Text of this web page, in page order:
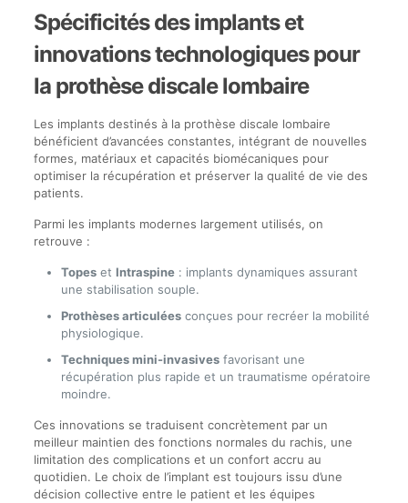
Spécificités des implants et
innovations technologiques pour
la prothèse discale lombaire
Les implants destinés à la prothèse discale lombaire
bénéficient d’avancées constantes, intégrant de nouvelles
formes, matériaux et capacités biomécaniques pour
optimiser la récupération et préserver la qualité de vie des
patients.
Parmi les implants modernes largement utilisés, on
retrouve :
Topeset Intraspine: implants dynamiques assurant
une stabilisation souple.
Prothèses articuléesconçues pour recréer la mobilité
physiologique.
Techniques mini-invasivesfavorisant une
récupération plus rapide et un traumatisme opératoire
moindre.
Ces innovations se traduisent concrètement par un
meilleur maintien des fonctions normales du rachis, une
limitation des complications et un confort accru au
quotidien. Le choix de l’implant est toujours issu d’une
décision collective entre le patient et les équipes